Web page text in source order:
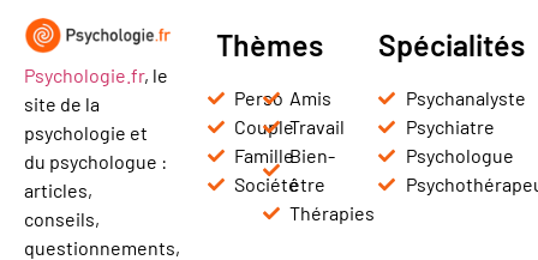
Psychologie.fr, le
site de la
psychologie et
du psychologue :
articles,
conseils,
questionnements,
Thèmes
Perso
Couple
Famille
Société
Amis
Travail
Bien-
être
Thérapies
Spécialités
Psychanalyste
Psychiatre
Psychologue